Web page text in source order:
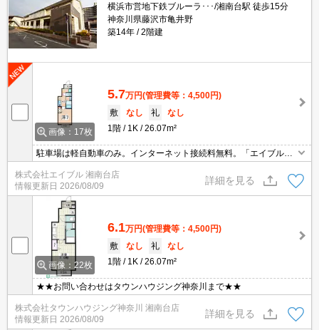
横浜市営地下鉄ブルーラ･･･/湘南台駅 徒歩15分
神奈川県藤沢市亀井野
築14年
2階建
画像：17枚
5.7万円(管理費等：4,500円)
敷
なし 礼
なし
1階
1K 26.07m²
駐車場は軽自動車のみ。インターネット接続料無料。「エイブル学
応相談可。内見予約受付中。最新の空室状況はお気軽にお問い合わ
せ下さい。
株式会社エイブル 湘南台店
情報更新日 2026/08/09
詳細を見る
画像：22枚
6.1万円(管理費等：4,500円)
敷
なし 礼
なし
1階
1K 26.07m²
★★お問い合わせはタウンハウジング神奈川まで★★
株式会社タウンハウジング神奈川 湘南台店
情報更新日 2026/08/09
詳細を見る